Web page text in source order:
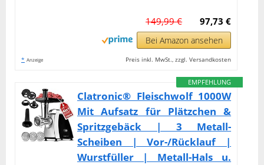
97,73 €
149,99 €
Bei Amazon ansehen
* Anzeige Preis inkl. MwSt., zzgl. Versandkosten
EMPFEHLUNG
Clatronic® Fleischwolf 1000W
Mit Aufsatz für Plätzchen &
Spritzgebäck | 3 Metall-
Scheiben | Vor-/Rücklauf |
Wurstfüller | Metall-Hals u.